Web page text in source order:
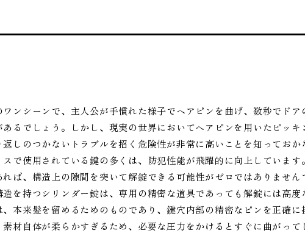
ワンシーンで、主人公が手慣れた様子でヘアピンを曲げ、数秒でド
あるでしょう。しかし、現実の世界においてヘアピンを用いたピッ
返しのつかないトラブルを招く危険性が非常に高いことを知ってお
スで使用されている鍵の多くは、防犯性能が飛躍的に向上していま
れば、構造上の隙間を突いて解錠できる可能性がゼロではありませ
を持つシリンダー錠は、専用の精密な道具であっても解錠には高
、本来髪を留めるためのものであり、鍵穴内部の精密なピンを正確
素材自体が柔らかすぎるため、必要な圧力をかけるとすぐに曲がっ